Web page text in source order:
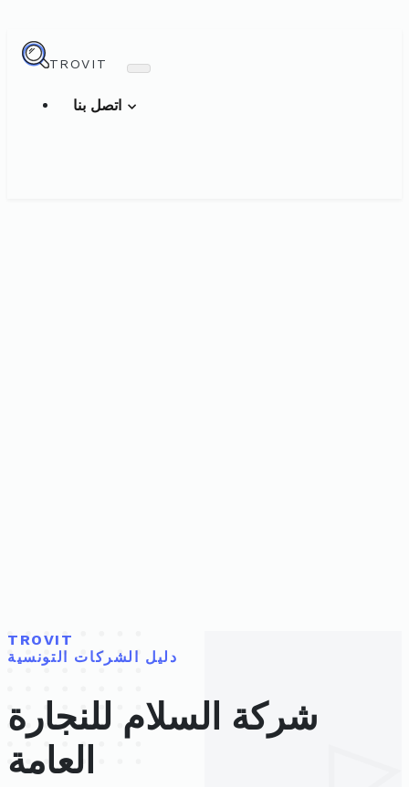
TROVIT
TROVIT
دليل الشركات التونسية
شركة السلام للنجارة
العامة